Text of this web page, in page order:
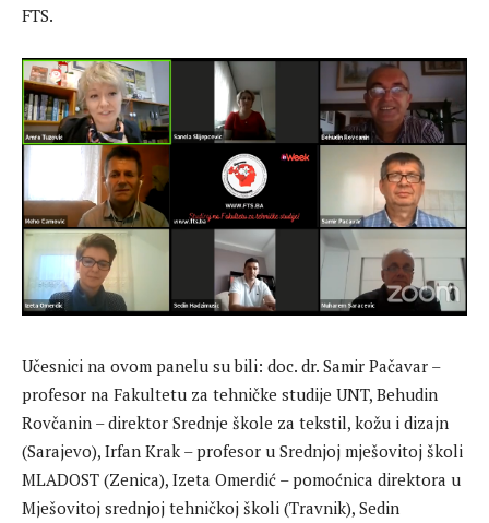
FTS.
Učesnici na ovom panelu su bili: doc. dr. Samir Pačavar –
profesor na Fakultetu za tehničke studije UNT, Behudin
Rovčanin – direktor Srednje škole za tekstil, kožu i dizajn
(Sarajevo), Irfan Krak – profesor u Srednjoj mješovitoj školi
MLADOST (Zenica), Izeta Omerdić – pomoćnica direktora u
Mješovitoj srednjoj tehničkoj školi (Travnik), Sedin